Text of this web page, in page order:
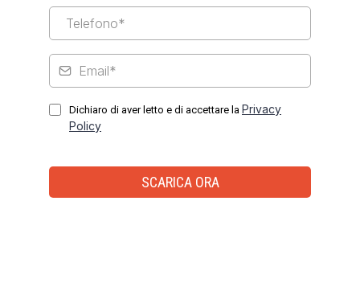
Dichiaro di aver letto e di accettare la Privacy
Policy
SCARICA ORA